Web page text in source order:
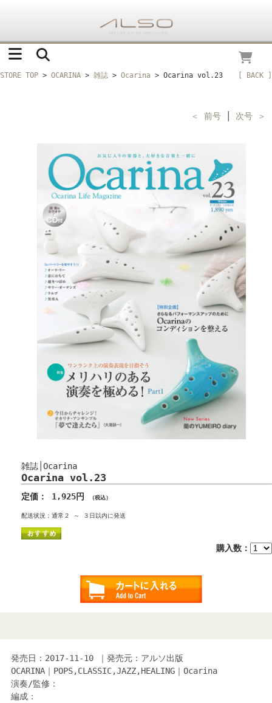
STORE TOP > OCARINA > 雑誌 > Ocarina > Ocarina vol.23 [ BACK ]
＜ 前号 次号 ＞
雑誌│Ocarina
Ocarina vol.23
定価： 1,925円 （税込）
配送状況：通常２ ～ ３日以内に発送
購入数：
発売日：2017-11-10 ｜発売元：アルソ出版
OCARINA｜POPS,CLASSIC,JAZZ,HEALING｜Ocarina
演奏/監修：
編成：